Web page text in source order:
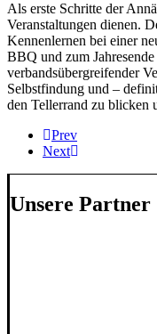
Als erste Schritte der
Veranstaltungen dienen.
Kennenlernen bei einer
BBQ und zum
verbandsübergreifender
Selbstfindung und –
den Tellerrand zu blicken
Prev
Next
Unsere Partner